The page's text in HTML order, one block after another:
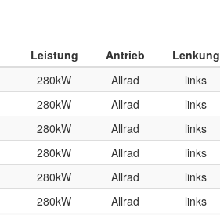
Leistung Antrieb Lenkung
280kW Allrad links
280kW Allrad links
280kW Allrad links
280kW Allrad links
280kW Allrad links
280kW Allrad links